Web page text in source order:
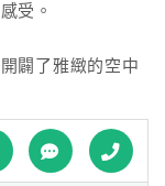
受。
闢了雅緻的空中
中的所有疲倦；
光芒，
浪漫氣息。